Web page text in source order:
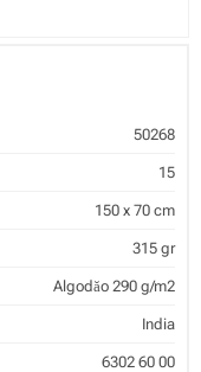
50268
15
150 x 70 cm
315 gr
Algodăo 290 g/m2
India
6302 60 00